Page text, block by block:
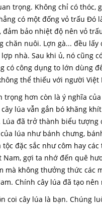
trọng. Không chỉ có thóc,
có một đống vỏ trấu
bảo nhiệt độ nên vỏ
nuôi. Lợn gà... đều
nhà. Sau khi ủ, nó cũng
công dụng to lớn dùng
thể thiếu với người Việt
trọng hơn còn là ý nghĩa
lúa vẫn gắn bó khăng
đã trở thành biểu
lúa như bánh chưng,
đặc sắc như côm hay
gợi ta nhớ đến quê
mà không thưởng thức
Chính cây lúa đã tạo
coi cây lúa là bạn. Chúng